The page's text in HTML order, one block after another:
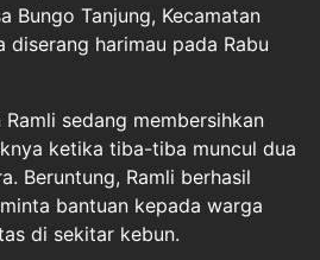
Bungo Tanjung, Kecamatan
diserang harimau pada Rabu
sedang membersihkan
ketika tiba-tiba muncul dua
Beruntung, Ramli berhasil
bantuan kepada warga
di sekitar kebun.